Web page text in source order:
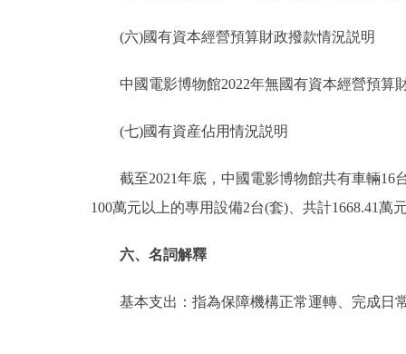
(六)國有資本經營預算財政撥款情況説明
中國電影博物館2022年無國有資本經營預算
(七)國有資産佔用情況説明
截至2021年底，中國電影博物館共有車輛16台
100萬元以上的專用設備2台(套)、共計1668.41萬
六、名詞解釋
基本支出：指為保障機構正常運轉、完成日